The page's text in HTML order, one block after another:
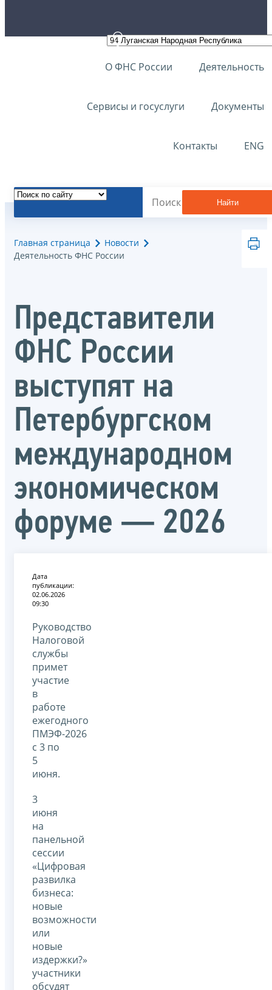
О ФНС России Деятельность
Сервисы и госуслуги Документы
Контакты ENG
Найти
Главная страница
Новости
Деятельность ФНС России
Представители
ФНС России
выступят на
Петербургском
международном
экономическом
форуме — 2026
Дата
публикации:
02.06.2026
09:30
Руководство
Налоговой
службы
примет
участие
в
работе
ежегодного
ПМЭФ-2026
с 3 по
5
июня.
3
июня
на
панельной
сессии
«Цифровая
развилка
бизнеса:
новые
возможности
или
новые
издержки?»
участники
обсудят